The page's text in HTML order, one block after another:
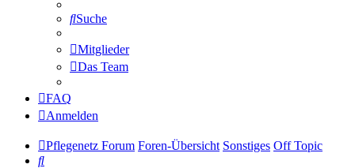
Suche
Mitglieder
Das Team
FAQ
Anmelden
Pflegenetz Forum Foren-Übersicht Sonstiges Off Topic
Suche